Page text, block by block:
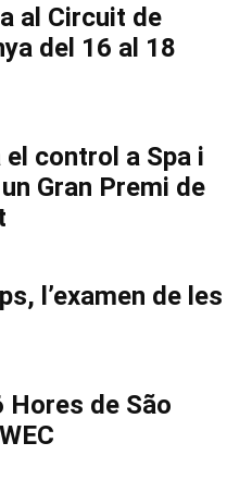
al Circuit de
del 16 al 18
control a Spa i
Gran Premi de
l’examen de les
Hores de São